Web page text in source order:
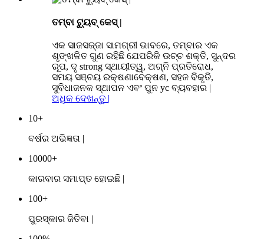
ତମ୍ବା ଟ୍ୟୁବ୍ କେସ୍ |
ଏକ ସାଜସଜ୍ଜା ସାମଗ୍ରୀ ଭାବରେ, ତମ୍ବାର ଏକ
ଶୃଙ୍ଖଳିତ ଗୁଣ ରହିଛି ଯେପରିକି ଉଚ୍ଚ ଶକ୍ତି, ସୁନ୍ଦର
ରୂପ, ଦୃ strong ସ୍ଥାୟୀତ୍ୱ, ଅଗ୍ନି ପ୍ରତିରୋଧ,
ସମୟ ସଞ୍ଚୟ ରକ୍ଷଣାବେକ୍ଷଣ, ସହଜ ବିକୃତି,
ସୁବିଧାଜନକ ସ୍ଥାପନ ଏବଂ ପୁନ yc ବ୍ୟବହାର |
ଅଧିକ ଦେଖନ୍ତୁ |
10+
ବର୍ଷର ଅଭିଜ୍ଞତା |
10000+
କାରବାର ସମାପ୍ତ ହୋଇଛି |
100+
ପୁରସ୍କାର ଜିତିବା |